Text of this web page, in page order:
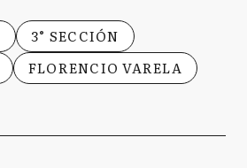
3° SECCIÓN
FLORENCIO VARELA